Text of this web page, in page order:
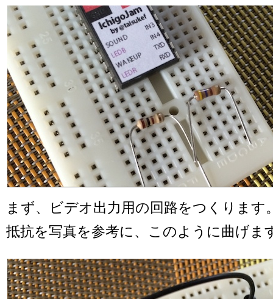
まず、ビデオ出力用の回路をつくりま
抵抗を写真を参考に、このように曲げま